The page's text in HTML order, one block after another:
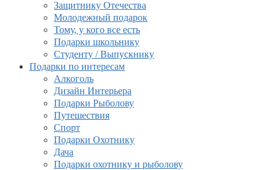
Защитнику Отечества
Молодежный подарок
Тому, у кого все есть
Подарки школьнику
Студенту / Выпускнику
Подарки по интересам
Алкоголь
Дизайн Интерьера
Подарки Рыболову
Путешествия
Спорт
Подарки Охотнику
Дача
Подарки охотнику и рыболову